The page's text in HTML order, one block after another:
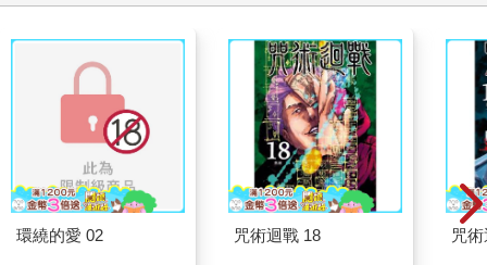
環繞的愛 02 咒術迴戰 18 咒